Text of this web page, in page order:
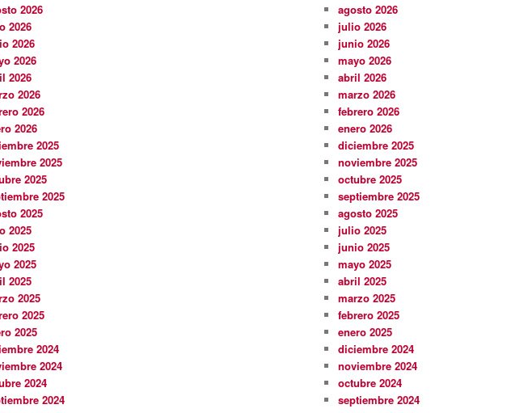
2026
2026
2026
2026
2026
2026
2026
2026
2025
2025
2025
2025
2025
2025
2025
2025
2025
2025
2025
2025
2024
2024
2024
2024
agosto 2026
julio 2026
junio 2026
mayo 2026
abril 2026
marzo 2026
febrero 2026
enero 2026
diciembre 2025
noviembre 2025
octubre 2025
septiembre 2025
agosto 2025
julio 2025
junio 2025
mayo 2025
abril 2025
marzo 2025
febrero 2025
enero 2025
diciembre 2024
noviembre 2024
octubre 2024
septiembre 2024